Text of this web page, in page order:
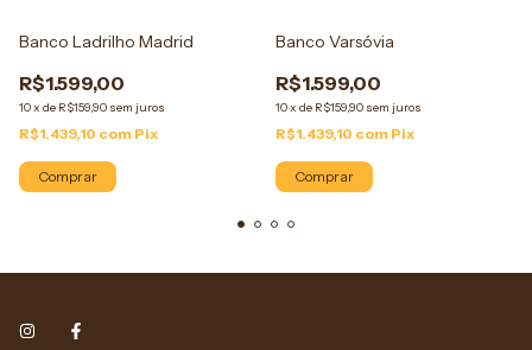
Banco Ladrilho Madrid
R$1.599,00
10x de R$159,90 sem juros
R$1.439,10 com Pix
Comprar
Banco Varsóvia
R$1.599,00
10x de R$159,90 sem juros
R$1.439,10 com Pix
Comprar